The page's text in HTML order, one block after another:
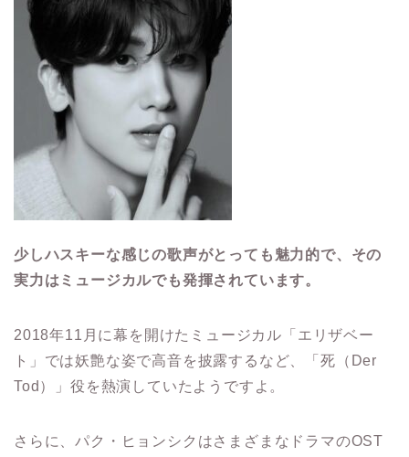
少しハスキーな感じの歌声がとっても魅力的で、その
実力はミュージカルでも発揮されています。
2018年11月に幕を開けたミュージカル「エリザベー
ト」では妖艶な姿で高音を披露するなど、「死（Der
Tod）」役を熱演していたようですよ。
さらに、パク・ヒョンシクはさまざまなドラマのOST